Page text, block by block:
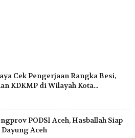
Cek Pengerjaan Rangka Besi,
KDKMP di Wilayah Kota...
PODSI Aceh, Hasballah Siap
Aceh